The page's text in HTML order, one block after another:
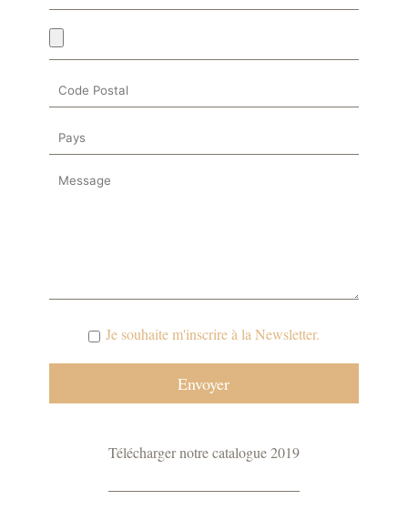
Je souhaite m'inscrire à la Newsletter.
Télécharger notre catalogue 2019